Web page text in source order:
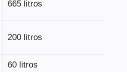
665 litros
200 litros
60 litros